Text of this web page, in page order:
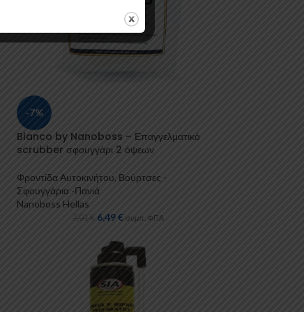
-7%
Blanco by Nanoboss – Επαγγελματικό
scrubber σφουγγάρι 2 όψεων
Φροντίδα Αυτοκινήτου, Βούρτσες -
Σφουγγάρια -Πανιά
Nanoboss Hellas
7,01€ 6,49€ συμπ. ΦΠΑ